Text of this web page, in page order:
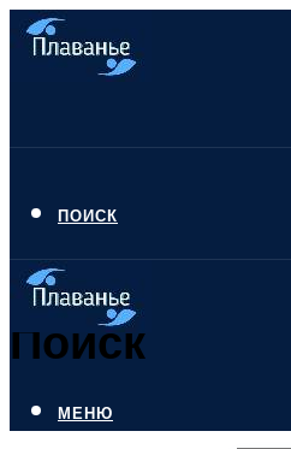
ПОИСК
Поиск
МЕНЮ